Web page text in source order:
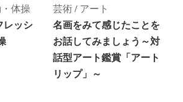
体操
レッシ
芸術 / アート
名画をみて感じたことを
お話してみましょう～対
話型アート鑑賞「アート
リップ」～